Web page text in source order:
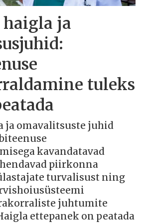
haigla ja
tuleks
ja omavalitsuste juhid
kavandatavad
piirkonna
turvalisust ning
juhtumite
ettepanek on peatada